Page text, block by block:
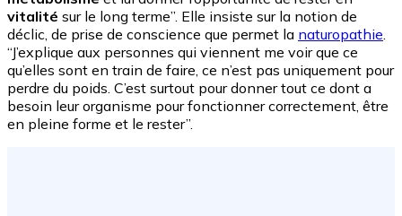
vitalité sur le long terme”. Elle insiste sur la notion de
déclic, de prise de conscience que permet la naturopathie
“J’explique aux personnes qui viennent me voir que ce
qu’elles sont en train de faire, ce n’est pas uniquement pour
perdre du poids. C’est surtout pour donner tout ce dont a
besoin leur organisme pour fonctionner correctement, être
en pleine forme et le rester”.